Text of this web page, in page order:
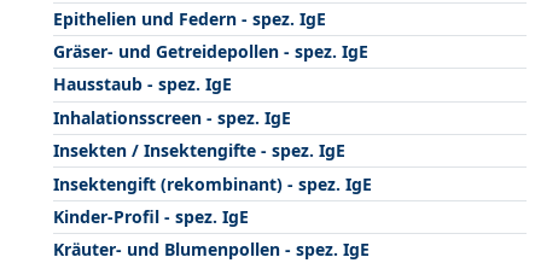
Epithelien und Federn - spez. IgE
Gräser- und Getreidepollen - spez. IgE
Hausstaub - spez. IgE
Inhalationsscreen - spez. IgE
Insekten / Insektengifte - spez. IgE
Insektengift (rekombinant) - spez. IgE
Kinder-Profil - spez. IgE
Kräuter- und Blumenpollen - spez. IgE